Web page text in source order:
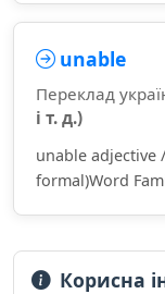
unable
Переклад
і т. д.)
unable adjective
formal)Word
Корисна